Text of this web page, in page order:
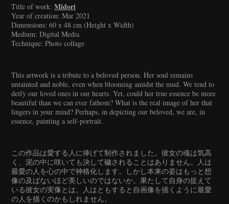
Title of work:Midori
Year of creation: Mar 2021
Dimensions: 60 x 48 cm (Height x Width)
Medium: Digital Media
Technique: Photo collage
This artwork is a tribute to a beloved person. Her soul remains
untainted and noble, even when blooming amidst the mud. We tend to
deify our loved ones in our hearts. Yet, could her true essence be more
beautiful than we can ever fathom? What is the real image of her that
lingers in your mind? Perhaps, in depicting our beloved, we are, in
essence, painting a self-portrait.
この作品は愛する人に捧げて制作されました。彼女の魂は気高
く、泥の中に咲いても決して穢されることはありません。人は
最愛の人を心の中で神格化します。しかし本来の姿はもっと想
像の及ばないほど美しいのではないか。果たして自身の捉えて
いる彼女の実像とは。人はともすると自画像を描くように最愛
の人を描くのかもしれません。